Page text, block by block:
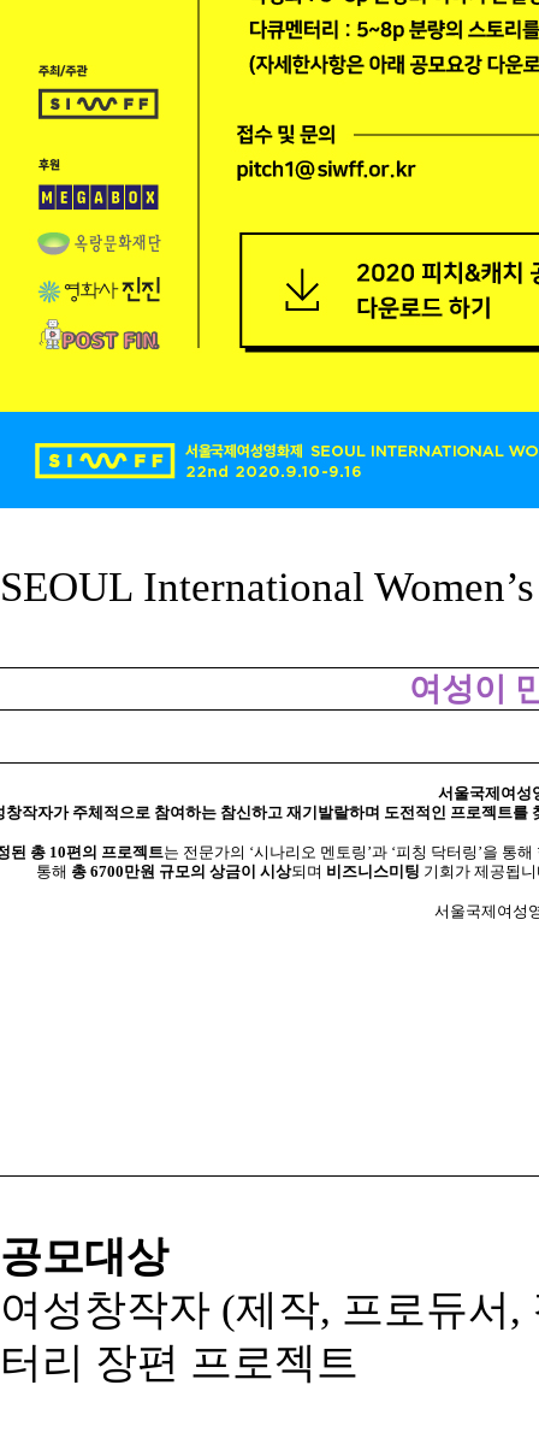
SEOUL International
여성이
서울국제여성
창작자가 주체적으로 참여하는 참신하고 재기발랄하며 도전적인 프로젝트를
된 총 10편의 프로젝트는 전문가의 ‘시나리오 멘토링’과 ‘피칭 닥터링’을 통해
통해 총 6700만원 규모의 상금이 시상되며 비즈니스미팅 기회가 제공됩
서울국제여성
공모대상
여성창작자 (제작, 프로듀서,
터리 장편 프로젝트